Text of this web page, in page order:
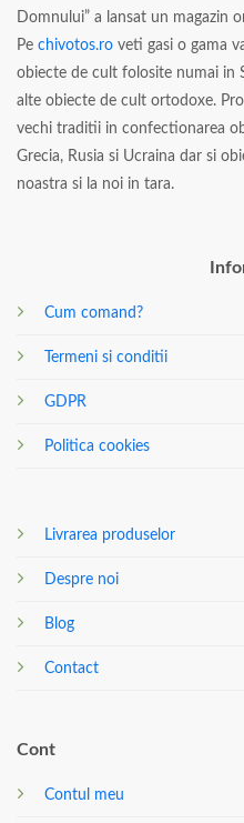
Domnului” a lansat un magazin
Pe chivotos.ro veti gasi o gama
obiecte de cult folosite numai in
alte obiecte de cult ortodoxe.
vechi traditii in confectionarea
Grecia, Rusia si Ucraina dar si
noastra si la noi in tara.
Cum comand?
Termeni si conditii
GDPR
Politica cookies
Livrarea produselor
Despre noi
Blog
Contact
Cont
Contul meu